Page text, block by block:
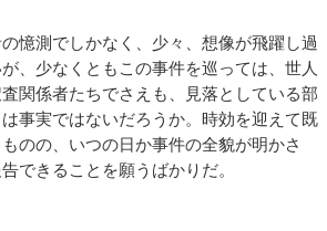
憶測でしかなく、少々、想像が飛躍し過
、少なくともこの事件を巡っては、世人
関係者たちでさえも、見落としている部
事実ではないだろうか。時効を迎えて既
のの、いつの日か事件の全貌が明かさ
できることを願うばかりだ。